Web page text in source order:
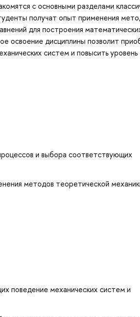
с основными разделами
получат опыт применения
для построения
освоение дисциплины позволит
систем и повысить уровень
и выбора соответствующих
методов теоретической
поведение механических систем и